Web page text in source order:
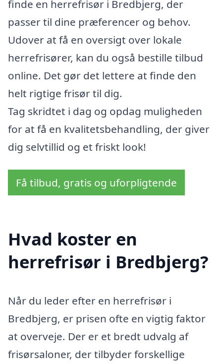
finde en herrefrisør i Bredbjerg, der
passer til dine præferencer og behov.
Udover at få en oversigt over lokale
herrefrisører, kan du også bestille tilbud
online. Det gør det lettere at finde den
helt rigtige frisør til dig.
Tag skridtet i dag og opdag muligheden
for at få en kvalitetsbehandling, der giver
dig selvtillid og et friskt look!
Få tilbud, gratis og uforpligtende
Hvad koster en
herrefrisør i Bredbjerg?
Når du leder efter en herrefrisør i
Bredbjerg, er prisen ofte en vigtig faktor
at overveje. Der er et bredt udvalg af
frisørsaloner, der tilbyder forskellige